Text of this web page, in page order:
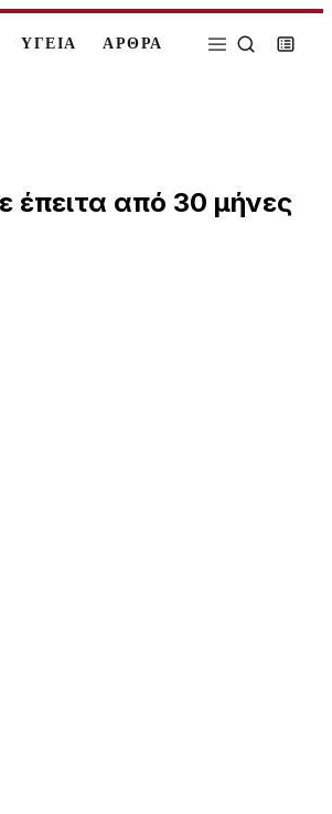
ΥΓΕΙΑ ΑΡΘΡΑ
έπειτα από 30 μήνες